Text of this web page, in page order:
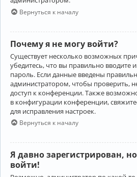
Вернуться к началу
Почему я не могу войти?
Существует несколько возможных
убедитесь, что вы правильно вводите
пароль. Если данные введены
администратором, чтобы проверить,
доступ к конференции. Также
в конфигурации конференции,
для исправления настроек.
Вернуться к началу
Я давно зарегистрирован,
войти!